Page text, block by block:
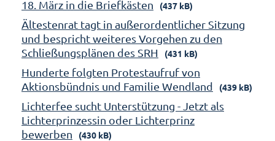
18. März in die Briefkästen
(437 kB)
Ältestenrat tagt in außerordentlicher Sitzung
und bespricht weiteres Vorgehen zu den
Schließungsplänen des SRH
(431 kB)
Hunderte folgten Protestaufruf von
Aktionsbündnis und Familie Wendland
(439 kB)
Lichterfee sucht Unterstützung - Jetzt als
Lichterprinzessin oder Lichterprinz
bewerben
(430 kB)